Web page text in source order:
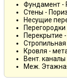
Фундамент -
Стены -
Несущие
Перекрытие
Кровля -
Вент. каналы
Меж.